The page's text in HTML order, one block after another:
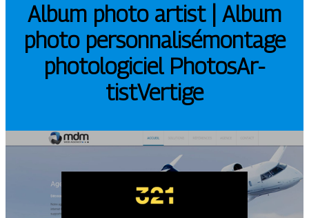
Album photo artist | Album
photo per­son­na­lisémontage
photologiciel Pho­tosAr­
tistVertige